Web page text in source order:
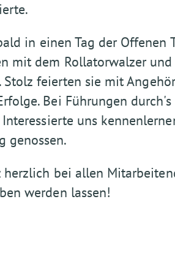
in einen Tag der Offenen
mit dem Rollatorwalzer
feierten sie mit
Bei Führungen
uns
genossen.
bei allen
werden lassen!